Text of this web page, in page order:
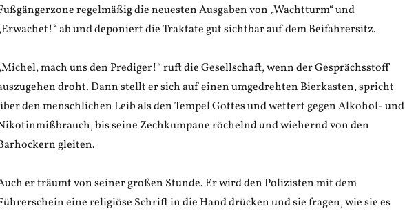
regelmäßig die neuesten Ausgaben von „Wachtturm“ und
ab und deponiert die Traktate gut sichtbar auf dem Beifahrersitz.
mach uns den Prediger!“ ruft die Gesellschaft, wenn der Gesprächsstoff
droht. Dann stellt er sich auf einen umgedrehten Bierkasten, spricht
den menschlichen Leib als den Tempel Gottes und wettert gegen Alkohol- und
bis seine Zechkumpane röchelnd und wiehernd von den
gleiten.
er träumt von seiner großen Stunde. Er wird den Polizisten mit dem
eine religiöse Schrift in die Hand drücken und sie fragen, wie sie es